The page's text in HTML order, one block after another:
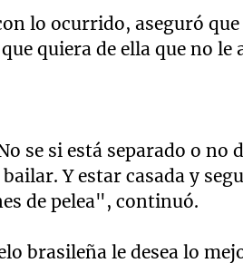
lo ocurrido, aseguró
quiera de ella que no le
se si está separado o no
Y estar casada y
de pelea", continuó.
brasileña le desea lo